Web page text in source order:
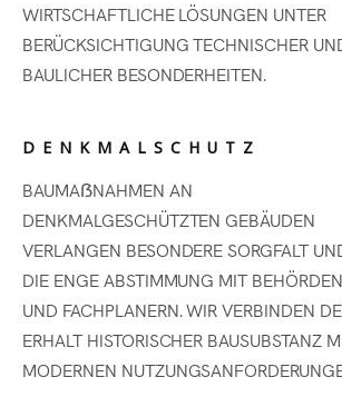
WIRTSCHAFTLICHE LÖSUNGEN UNTER
BERÜCKSICHTIGUNG TECHNISCHER
BAULICHER BESONDERHEITEN.
DENKMALSCHUTZ
BAUMAẞNAHMEN AN
DENKMALGESCHÜTZTEN GEBÄUDEN
VERLANGEN BESONDERE SORGFALT
DIE ENGE ABSTIMMUNG MIT BEHÖRDEN
UND FACHPLANERN. WIR VERBINDEN
ERHALT HISTORISCHER BAUSUBSTANZ
MODERNEN